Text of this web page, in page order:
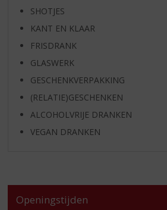
SHOTJES
KANT EN KLAAR
FRISDRANK
GLASWERK
GESCHENKVERPAKKING
(RELATIE)GESCHENKEN
ALCOHOLVRIJE DRANKEN
VEGAN DRANKEN
Openingstijden